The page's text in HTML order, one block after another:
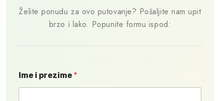
Želite ponudu za ovo putovanje? Pošaljite nam upit
brzo i lako. Popunite formu ispod:
Ime i prezime *